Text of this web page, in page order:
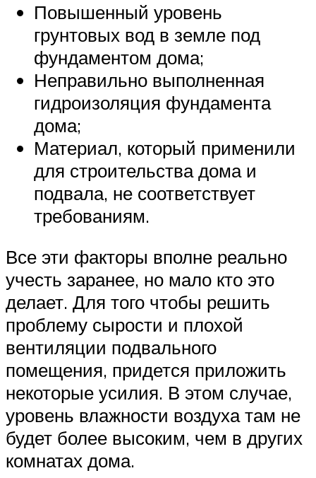
Повышенный уровень
грунтовых вод в земле под
фундаментом дома;
Неправильно выполненная
гидроизоляция фундамента
дома;
Материал, который применили
для строительства дома и
подвала, не соответствует
требованиям.
Все эти факторы вполне реально
учесть заранее, но мало кто это
делает. Для того чтобы решить
проблему сырости и плохой
вентиляции подвального
помещения, придется приложить
некоторые усилия. В этом случае,
уровень влажности воздуха там не
будет более высоким, чем в других
комнатах дома.